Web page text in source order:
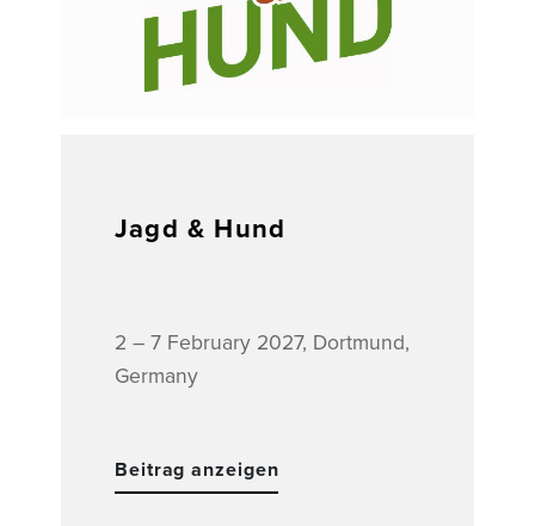
Jagd & Hund
2 – 7 February 2027, Dortmund,
Germany
Beitrag anzeigen